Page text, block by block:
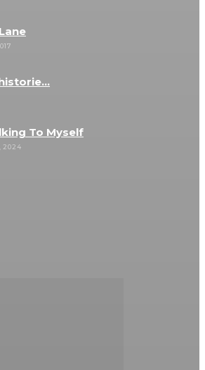
To Myself
2024